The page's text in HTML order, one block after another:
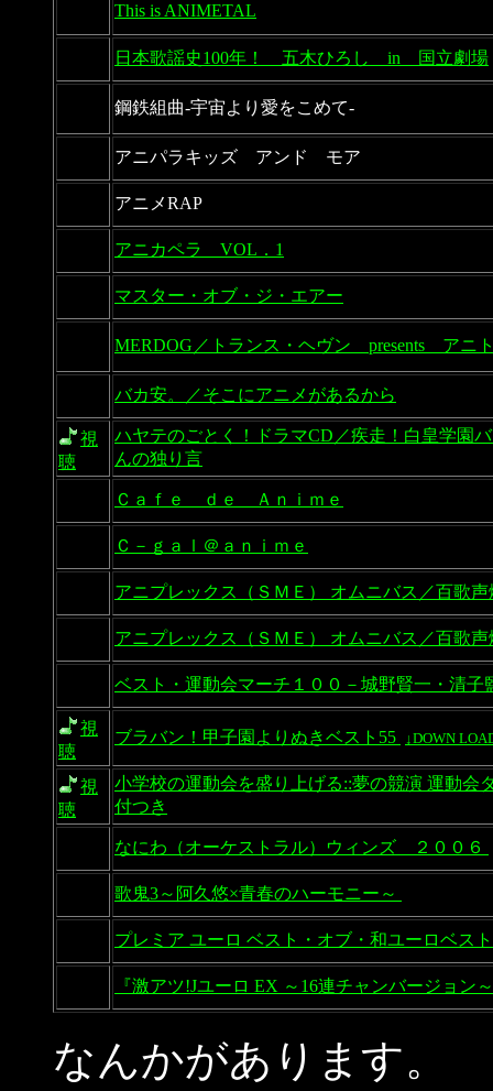
This is ANIMETAL
日本歌謡史100年！ 五木ひろし in 国立劇場
鋼鉄組曲-宇宙より愛をこめて-
アニパラキッズ アンド モア
アニメRAP
アニカペラ VOL．1
マスター・オブ・ジ・エアー
MERDOG／トランス・ヘヴン presents アニ
バカ安。／そこにアニメがあるから
視
聴
ハヤテのごとく！ドラマCD／疾走！白皇学園
んの独り言
Ｃａｆｅ ｄｅ Ａｎｉｍｅ
Ｃ－ｇａｌ＠ａｎｉｍｅ
アニプレックス（ＳＭＥ） オムニバス／百歌
アニプレックス（ＳＭＥ） オムニバス／百歌
ベスト・運動会マーチ１００－城野賢一・清子
視
聴
ブラバン！甲子園よりぬきベスト55 ↓DOWN
視
聴
小学校の運動会を盛り上げる::夢の競演 運動会
付つき
なにわ（オーケストラル）ウィンズ ２００６
歌鬼3～阿久悠×青春のハーモニー～
プレミア ユーロ ベスト・オブ・和ユーロベスト
『激アツ!Jユーロ EX ～16連チャンバージョン
なんかがあります。